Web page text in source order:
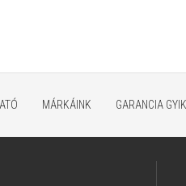
MÁRKÁINK GARANCIA GYIK